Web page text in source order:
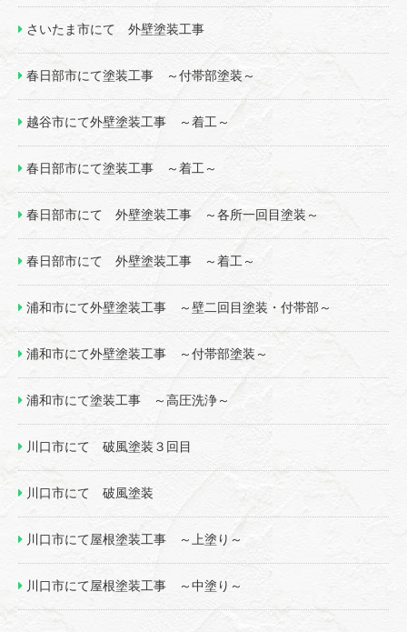
さいたま市にて 外壁塗装工事
春日部市にて塗装工事 ～付帯部塗装～
越谷市にて外壁塗装工事 ～着工～
春日部市にて塗装工事 ～着工～
春日部市にて 外壁塗装工事 ～各所一回目塗装～
春日部市にて 外壁塗装工事 ～着工～
浦和市にて外壁塗装工事 ～壁二回目塗装・付帯部～
浦和市にて外壁塗装工事 ～付帯部塗装～
浦和市にて塗装工事 ～高圧洗浄～
川口市にて 破風塗装３回目
川口市にて 破風塗装
川口市にて屋根塗装工事 ～上塗り～
川口市にて屋根塗装工事 ～中塗り～